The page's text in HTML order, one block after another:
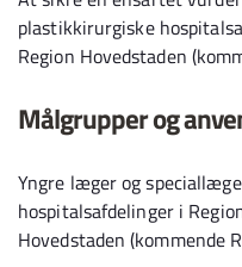
plastikkirurgiske
Region Hovedstaden
Målgrupper og
Yngre læger og
hospitalsafdelinger i
Hovedstaden (kommende